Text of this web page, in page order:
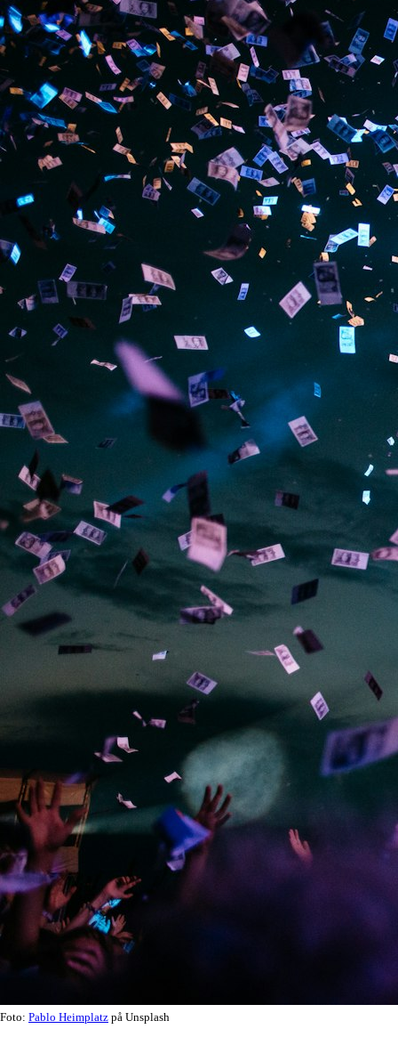
Foto: Pablo Heimplatz på Unsplash